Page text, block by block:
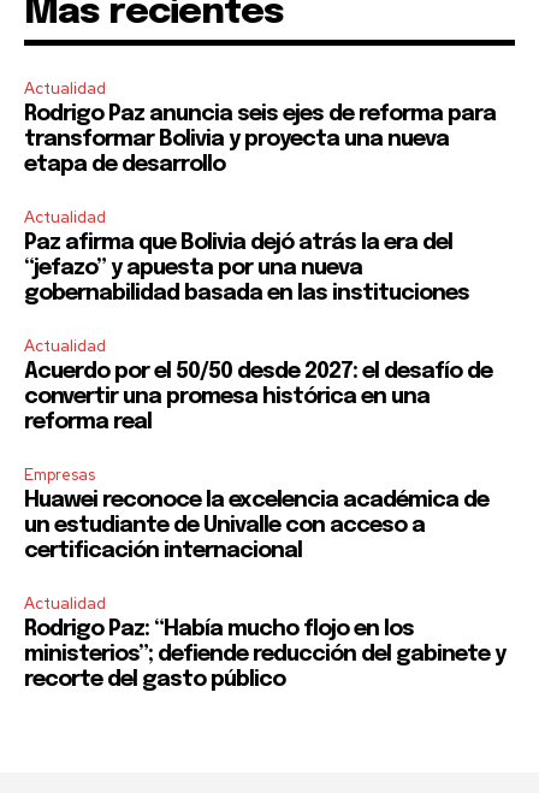
Mas recientes
Actualidad
Rodrigo Paz anuncia seis ejes de reforma para
transformar Bolivia y proyecta una nueva
etapa de desarrollo
Actualidad
Paz afirma que Bolivia dejó atrás la era del
“jefazo” y apuesta por una nueva
gobernabilidad basada en las instituciones
Actualidad
Acuerdo por el 50/50 desde 2027: el desafío de
convertir una promesa histórica en una
reforma real
Empresas
Huawei reconoce la excelencia académica de
un estudiante de Univalle con acceso a
certificación internacional
Actualidad
Rodrigo Paz: “Había mucho flojo en los
ministerios”; defiende reducción del gabinete y
recorte del gasto público